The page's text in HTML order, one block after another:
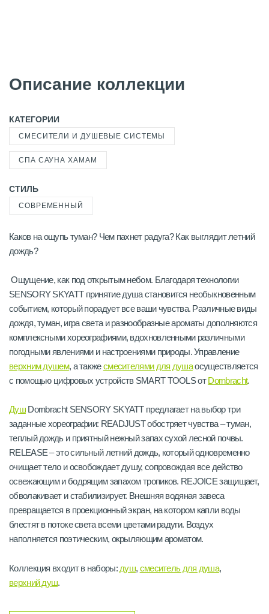
Описание коллекции
КАТЕГОРИИ
СМЕСИТЕЛИ И ДУШЕВЫЕ СИСТЕМЫ
СПА САУНА ХАМАМ
СТИЛЬ
СОВРЕМЕННЫЙ
Каков на ощупь туман? Чем пахнет радуга? Как выглядит летний
дождь?
Ощущение, как под открытым небом. Благодаря технологии
SENSORY SKYATT принятие душа становится необыкновенным
событием, который порадует все ваши чувства. Различные виды
дождя, туман, игра света и разнообразные ароматы дополняются
комплексными хореографиями, вдохновленными различными
погодными явлениями и настроениями природы. Управление
верхним душем, а такжесмесителями для душаосуществляется
с помощью цифровых устройств SMART TOOLS отDornbracht.
ДушDornbracht SENSORY SKYATT предлагает на выбор три
заданные хореографии: READJUST обостряет чувства – туман,
теплый дождь и приятный нежный запах сухой лесной почвы.
RELEASE – это сильный летний дождь, который одновременно
очищает тело и освобождает душу, сопровождая все действо
освежающим и бодрящим запахом тропиков. REJOICE защищает,
обволакивает и стабилизирует. Внешняя водяная завеса
превращается в проекционный экран, на котором капли воды
блестят в потоке света всеми цветами радуги. Воздух
наполняется поэтическим, окрыляющим ароматом.
Коллекция входит в наборы: душ, смеситель для душа,
верхний душ.